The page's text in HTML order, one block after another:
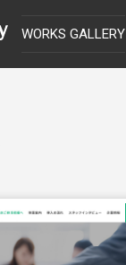
WORKS GALLERY